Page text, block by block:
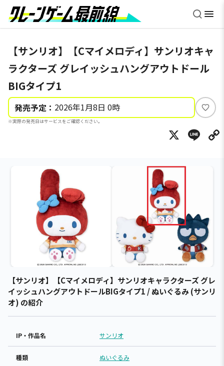
【サンリオ】【Cマイメロディ】サンリオキャ
ラクターズ グレイッシュハングアウトドール
BIGタイプ1
発売予定： 2026年1月8日 0時
※実際の発売日はサービスをご確認ください。
い
ね
X
【サンリオ】【Cマイメロディ】サンリオキャラクターズ グレ
イッシュハングアウトドールBIGタイプ1 / ぬいぐるみ (サンリ
オ) の紹介
IP・作品名 サンリオ
種類 ぬいぐるみ